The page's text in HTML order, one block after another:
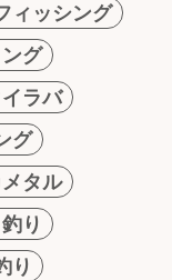
ィッシング
グ
ラバ
グ
タル
り
り